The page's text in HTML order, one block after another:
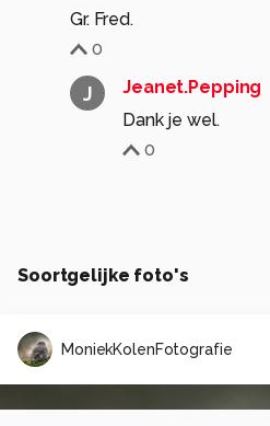
Gr. Fred.
0
J Jeanet.Pepping
Dank je wel.
0
Soortgelijke foto's
MoniekKolenFotografie